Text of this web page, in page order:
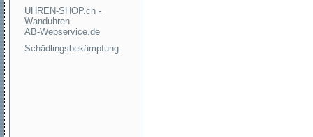
UHREN-SHOP.ch -
Wanduhren
AB-Webservice.de
Schädlingsbekämpfung